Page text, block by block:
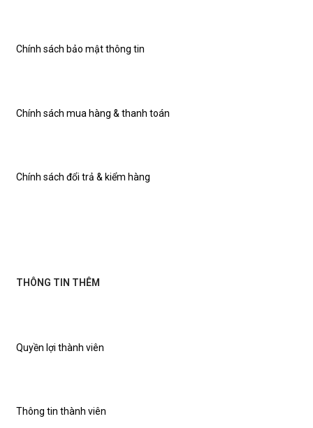
THÔNG TIN THÊM
Quyền lợi thành viên
Thông tin thành viên
Chính sách bảo mật thông tin
Chính sách mua hàng & thanh toán
Chính sách đổi trả & kiểm hàng